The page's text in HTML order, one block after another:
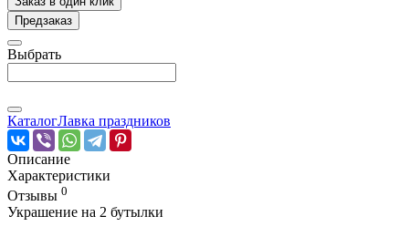
Предзаказ
Выбрать
КаталогЛавка праздников
Описание
Характеристики
Отзывы 0
Украшение на 2 бутылки